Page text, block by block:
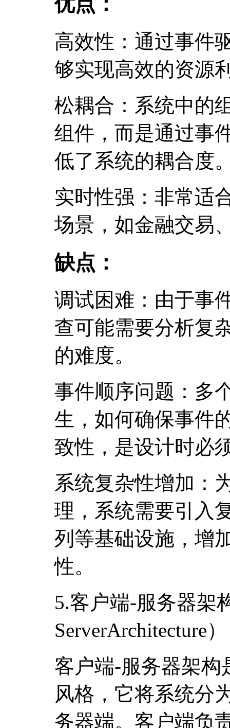
高效性：通过事件
够实现高效的资源
松耦合：系统中的
组件，而是通过事
低了系统的耦合度
实时性强：非常适
场景，如金融交易
缺点：
调试困难：由于事
查可能需要分析复
的难度。
事件顺序问题：多
生，如何确保事件
致性，是设计时必
系统复杂性增加：
理，系统需要引入
列等基础设施，增
性。
5.客户端-服务器架
ServerArchitecture）
客户端-服务器架构
风格，它将系统分
务器端。客户端负